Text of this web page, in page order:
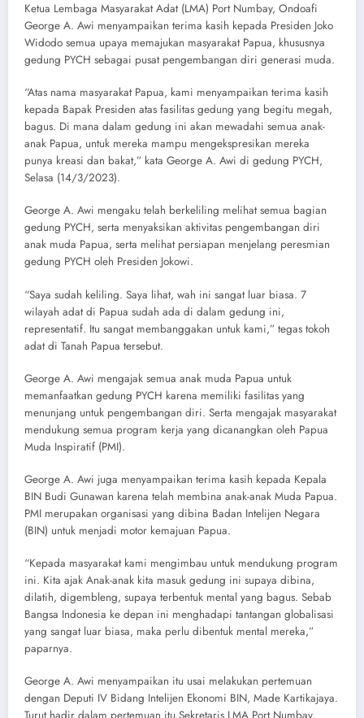
Ketua Lembaga Masyarakat Adat (LMA) Port Numbay, Ondoafi
George A. Awi menyampaikan terima kasih kepada Presiden Joko
Widodo semua upaya memajukan masyarakat Papua, khususnya
gedung PYCH sebagai pusat pengembangan diri generasi muda.
“Atas nama masyarakat Papua, kami menyampaikan terima kasih
kepada Bapak Presiden atas fasilitas gedung yang begitu megah,
bagus. Di mana dalam gedung ini akan mewadahi semua anak-
anak Papua, untuk mereka mampu mengekspresikan mereka
punya kreasi dan bakat,” kata George A. Awi di gedung PYCH,
Selasa (14/3/2023).
George A. Awi mengaku telah berkeliling melihat semua bagian
gedung PYCH, serta menyaksikan aktivitas pengembangan diri
anak muda Papua, serta melihat persiapan menjelang peresmian
gedung PYCH oleh Presiden Jokowi.
“Saya sudah keliling. Saya lihat, wah ini sangat luar biasa. 7
wilayah adat di Papua sudah ada di dalam gedung ini,
representatif. Itu sangat membanggakan untuk kami,” tegas tokoh
adat di Tanah Papua tersebut.
George A. Awi mengajak semua anak muda Papua untuk
memanfaatkan gedung PYCH karena memiliki fasilitas yang
menunjang untuk pengembangan diri. Serta mengajak masyarakat
mendukung semua program kerja yang dicanangkan oleh Papua
Muda Inspiratif (PMI).
George A. Awi juga menyampaikan terima kasih kepada Kepala
BIN Budi Gunawan karena telah membina anak-anak Muda Papua.
PMI merupakan organisasi yang dibina Badan Intelijen Negara
(BIN) untuk menjadi motor kemajuan Papua.
“Kepada masyarakat kami mengimbau untuk mendukung program
ini. Kita ajak Anak-anak kita masuk gedung ini supaya dibina,
dilatih, digembleng, supaya terbentuk mental yang bagus. Sebab
Bangsa Indonesia ke depan ini menghadapi tantangan globalisasi
yang sangat luar biasa, maka perlu dibentuk mental mereka,”
paparnya.
George A. Awi menyampaikan itu usai melakukan pertemuan
dengan Deputi IV Bidang Intelijen Ekonomi BIN, Made Kartikajaya.